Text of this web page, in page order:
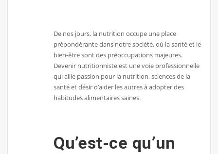
De nos jours, la nutrition occupe une place
prépondérante dans notre société, où la santé et le
bien-être sont des préoccupations majeures.
Devenir nutritionniste est une voie professionnelle
qui allie passion pour la nutrition, sciences de la
santé et désir d’aider les autres à adopter des
habitudes alimentaires saines.
Qu’est-ce qu’un